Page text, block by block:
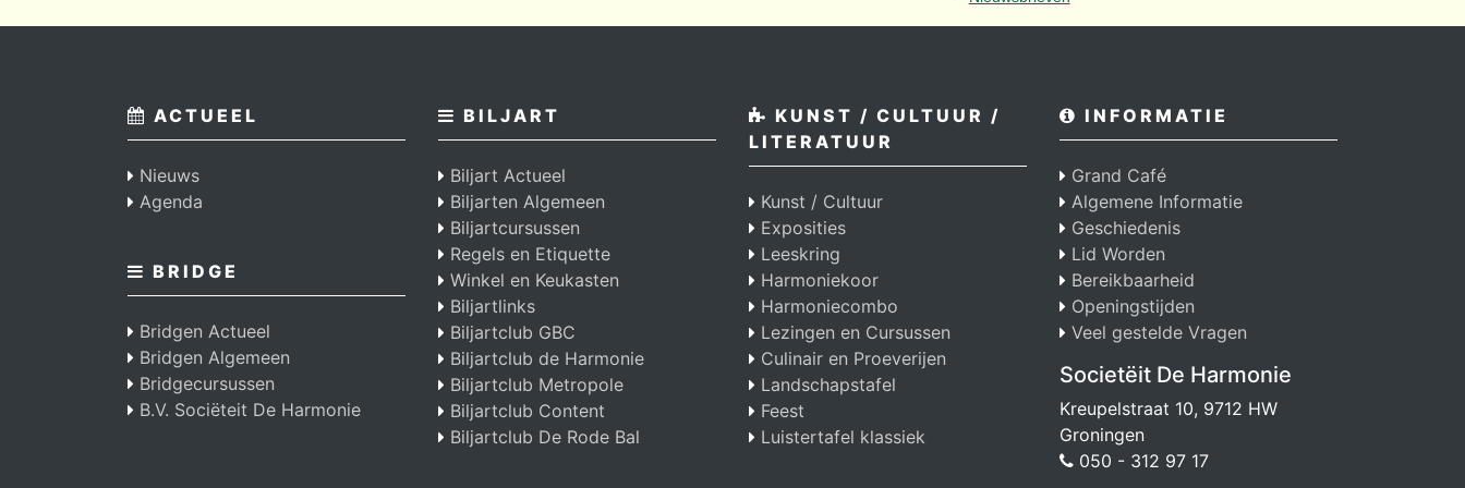
ACTUEEL
Nieuws
Agenda
BRIDGE
Bridgen Actueel
Bridgen Algemeen
Bridgecursussen
B.V. Sociëteit De Harmonie
BILJART
Biljart Actueel
Biljarten Algemeen
Biljartcursussen
Regels en Etiquette
Winkel en Keukasten
Biljartlinks
Biljartclub GBC
Biljartclub de Harmonie
Biljartclub Metropole
Biljartclub Content
Biljartclub De Rode Bal
KUNST / CULTUUR /
LITERATUUR
Kunst / Cultuur
Exposities
Leeskring
Harmoniekoor
Harmoniecombo
Lezingen en Cursussen
Culinair en Proeverijen
Landschapstafel
Feest
Luistertafel klassiek
INFORMATIE
Grand Café
Algemene Informatie
Geschiedenis
Lid Worden
Bereikbaarheid
Openingstijden
Veel gestelde Vragen
Societëit De Harmonie
Kreupelstraat 10, 9712 HW
Groningen
050 - 312 97 17